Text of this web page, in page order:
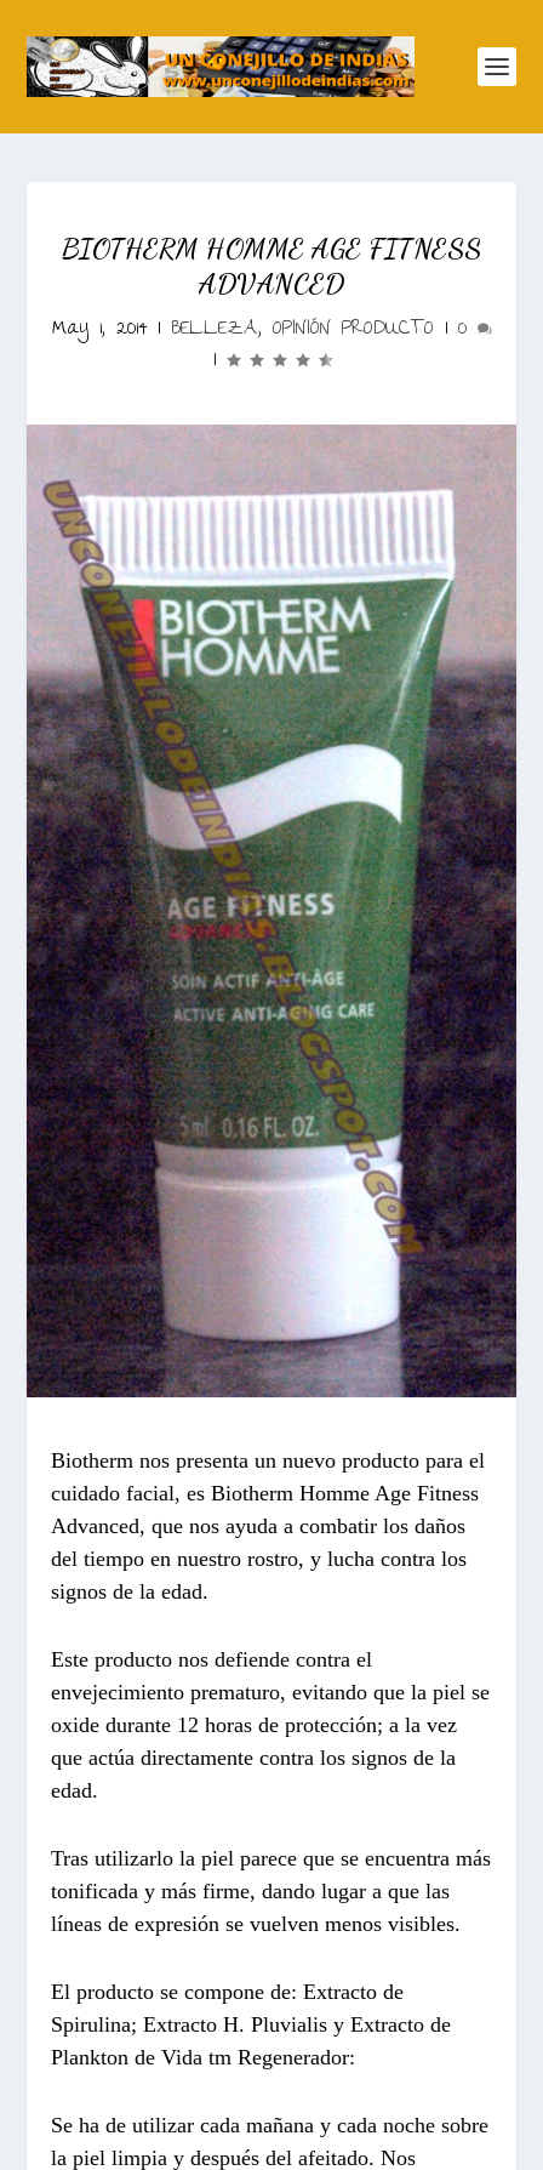
BIOTHERM HOMME AGE FITNESS
ADVANCED
May 1, 2014| BELLEZA, OPINIÓN PRODUCTO | 0
|
Biotherm nos presenta un nuevo producto para el
cuidado facial, es Biotherm HommeAge Fitness
Advanced, que nos ayuda a combatir los daños
del tiempo en nuestro rostro, y lucha contra los
signos de la edad.
Este producto nos defiende contra el
envejecimiento prematuro, evitando que la piel se
oxide durante 12 horas de protección; a la vez
que actúa directamente contra los signos de la
edad.
Tras utilizarlo la piel parece que se encuentra más
tonificada y más firme, dando lugar a que las
líneas de expresión se vuelven menos visibles.
El producto se compone de: Extracto de
Spirulina; Extracto H. Pluvialis y Extracto de
Plankton de Vida tm Regenerador:
Se ha de utilizar cada mañana y cada noche sobre
la piel limpia y después del afeitado. Nos